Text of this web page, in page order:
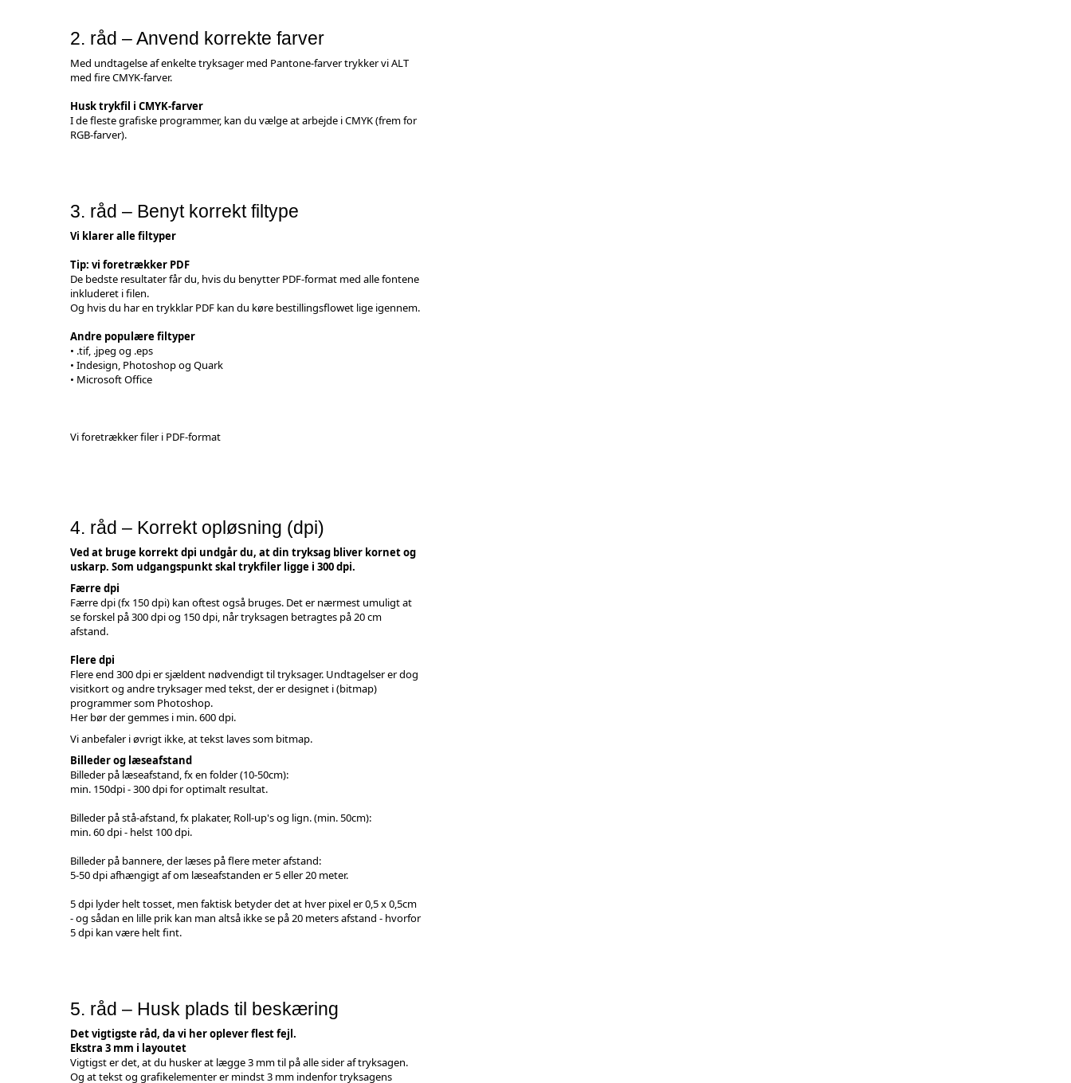
2. råd – Anvend korrekte farver
Med undtagelse af enkelte tryksager med Pantone-farver trykker vi ALT
med fire CMYK-farver.
Husk trykfil i CMYK-farver
I de fleste grafiske programmer, kan du vælge at arbejde i CMYK (frem for
RGB-farver).
3. råd – Benyt korrekt filtype
Vi klarer alle filtyper
Tip: vi foretrækker PDF
De bedste resultater får du, hvis du benytter PDF-format med alle fontene
inkluderet i filen.
Og hvis du har en trykklar PDF kan du køre bestillingsflowet lige igennem.
Andre populære filtyper
• .tif, .jpeg og .eps
• Indesign, Photoshop og Quark
• Microsoft Office
Vi foretrækker filer i PDF-format
4. råd – Korrekt opløsning (dpi)
Ved at bruge korrekt dpi undgår du, at din tryksag bliver kornet og
uskarp. Som udgangspunkt skal trykfiler ligge i 300 dpi.
Færre dpi
Færre dpi (fx 150 dpi) kan oftest også bruges. Det er nærmest umuligt at
se forskel på 300 dpi og 150 dpi, når tryksagen betragtes på 20 cm
afstand.
Flere dpi
Flere end 300 dpi er sjældent nødvendigt til tryksager. Undtagelser er dog
visitkort og andre tryksager med tekst, der er designet i (bitmap)
programmer som Photoshop.
Her bør der gemmes i min. 600 dpi.
Vi anbefaler i øvrigt ikke, at tekst laves som bitmap.
Billeder og læseafstand
Billeder på læseafstand, fx en folder (10-50cm):
min. 150dpi - 300 dpi for optimalt resultat.
Billeder på stå-afstand, fx plakater, Roll-up's og lign. (min. 50cm):
min. 60 dpi - helst 100 dpi.
Billeder på bannere, der læses på flere meter afstand:
5-50 dpi afhængigt af om læseafstanden er 5 eller 20 meter.
5 dpi lyder helt tosset, men faktisk betyder det at hver pixel er 0,5 x 0,5cm
- og sådan en lille prik kan man altså ikke se på 20 meters afstand - hvorfor
5 dpi kan være helt fint.
5. råd – Husk plads til beskæring
Det vigtigste råd, da vi her oplever flest fejl.
Ekstra 3 mm i layoutet
Vigtigst er det, at du husker at lægge 3 mm til på alle sider af tryksagen.
Og at tekst og grafikelementer er mindst 3 mm indenfor tryksagens